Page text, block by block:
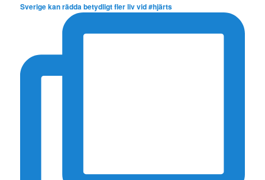
Sverige kan rädda betydligt fler liv vid #hjärts